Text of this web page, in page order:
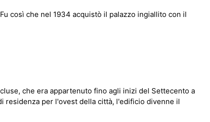
così che nel 1934 acquistò il palazzo ingiallito con il
che era appartenuto fino agli inizi del Settecento a
residenza per l'ovest della città, l'edificio divenne il